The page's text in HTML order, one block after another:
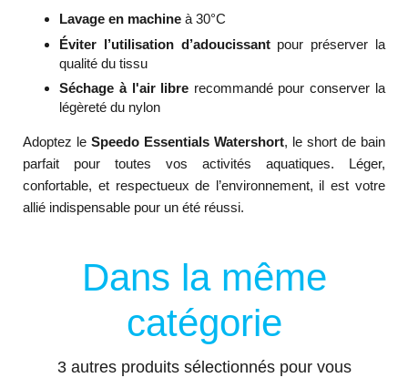
Lavage en machine à 30°C
Éviter l’utilisation d’adoucissant pour préserver la
qualité du tissu
Séchage à l'air libre recommandé pour conserver la
légèreté du nylon
Adoptez le Speedo Essentials Watershort, le short de bain
parfait pour toutes vos activités aquatiques. Léger,
confortable, et respectueux de l’environnement, il est votre
allié indispensable pour un été réussi.
Dans la même
catégorie
3 autres produits sélectionnés pour vous